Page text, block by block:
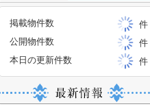
掲載物件数
件
公開物件数
件
本日の更新件数
件